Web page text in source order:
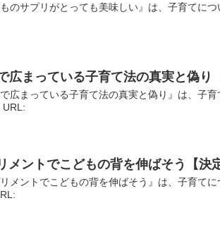
ものサプリがとっても美味しい』は、子育てに
広まっている子育て法の真実と偽り
で広まっている子育て法の真実と偽り』は、子
URL:
メントでこどもの背を伸ばそう【決
リメントでこどもの背を伸ばそう』は、子育て